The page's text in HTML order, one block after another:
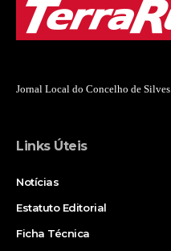
Jornal Local do Concelho de Silves.
Links Úteis
Notícias
Estatuto Editorial
Ficha Técnica